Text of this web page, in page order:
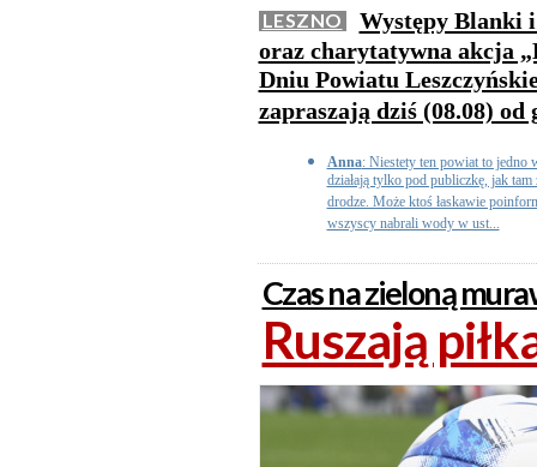
LESZNO
Występy Blanki
oraz charytatywna akcja
Dniu Powiatu
zapraszają dziś (08.08) od
Anna: Niestety ten powiat to jedno
działają tylko pod publiczkę, jak
drodze. Może ktoś łaskawie
wszyscy nabrali wody w ust...
Czas na zieloną
Ruszają